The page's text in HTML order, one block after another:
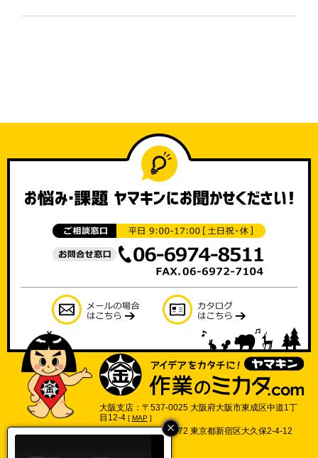
大阪支店：〒537-0025 大阪府大阪市東成区中道1丁
目12-4 [ MAP]
東京支店：〒169-0072 東京都新宿区大久保2-4-12